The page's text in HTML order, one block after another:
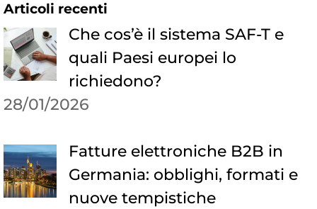
Articoli recenti
Che cos’è il sistema SAF-T e
quali Paesi europei lo
richiedono?
28/01/2026
Fatture elettroniche B2B in
Germania: obblighi, formati e
nuove tempistiche